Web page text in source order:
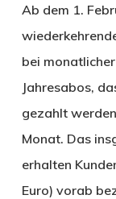
Ab dem 1.
bei
Jahresabos,
gezahlt
Monat. Das
erhalten
Euro) vorab